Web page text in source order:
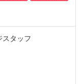
タッフ